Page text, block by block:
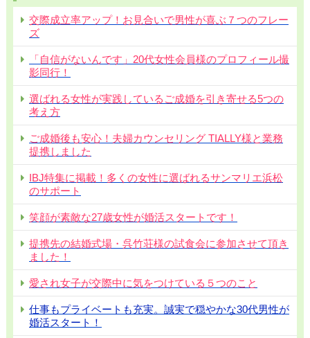
交際成立率アップ！お見合いで男性が喜ぶ７つのフレー
ズ
「自信がないんです」20代女性会員様のプロフィール撮
影同行！
選ばれる女性が実践しているご成婚を引き寄せる5つの
考え方
ご成婚後も安心！夫婦カウンセリング TIALLY様と業務
提携しました
IBJ特集に掲載！多くの女性に選ばれるサンマリエ浜松
のサポート
笑顔が素敵な27歳女性が婚活スタートです！
提携先の結婚式場・呉竹荘様の試食会に参加させて頂き
ました！
愛され女子が交際中に気をつけている５つのこと
仕事もプライベートも充実。誠実で穏やかな30代男性が
婚活スタート！